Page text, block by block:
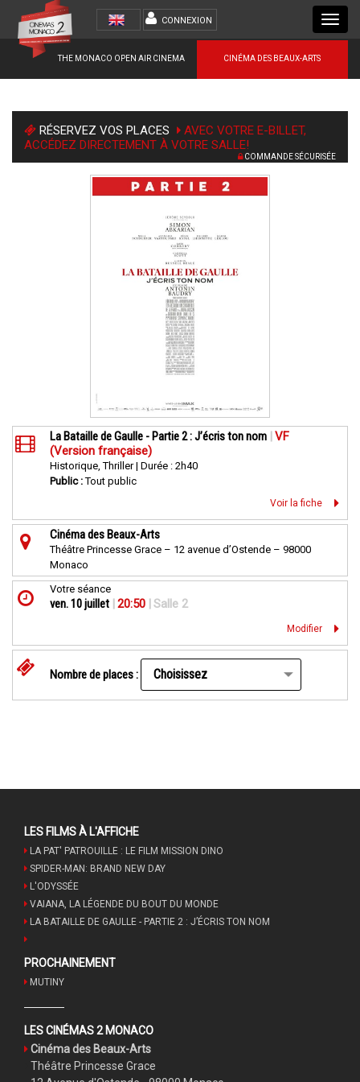
CINÉMA DES BEAUX-ARTS
THE MONACO OPEN AIR CINEMA
CONNEXION
RÉSERVEZ VOS PLACES
AVEC VOTRE E-BILLET,
ACCÉDEZ DIRECTEMENT À VOTRE SALLE!
COMMANDE SÉCURISÉE
La Bataille de Gaulle - Partie 2 : J’écris ton nom VF
(Version française)
Historique, Thriller | Durée : 2h40
Public :Tout public
Voir la fiche
Cinéma des Beaux-Arts
Théâtre Princesse Grace – 12 avenue d’Ostende – 98000
Monaco
Votre séance
ven. 10 juillet 20:50 Salle 2
Modifier
Nombre de places :
LES FILMS À L'AFFICHE
LA PAT' PATROUILLE : LE FILM MISSION DINO
SPIDER-MAN: BRAND NEW DAY
L'ODYSSÉE
VAIANA, LA LÉGENDE DU BOUT DU MONDE
LA BATAILLE DE GAULLE - PARTIE 2 : J’ÉCRIS TON NOM
PROCHAINEMENT
MUTINY
LES CINÉMAS 2 MONACO
Cinéma des Beaux-Arts
Théâtre Princesse Grace